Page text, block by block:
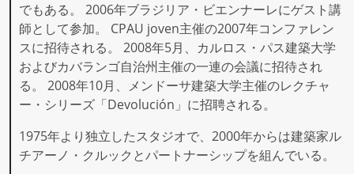
でもある。 2006年ブラジリア・ビエンナーレにゲスト講
師として参加。 CPAU joven主催の2007年コンファレン
スに招待される。 2008年5月、カルロス・パス建築大学
およびカバランゴ自治州主催の一連の会議に招待され
る。 2008年10月、メンドーサ建築大学主催のレクチャ
ー・シリーズ「Devolución」に招聘される。
1975年より独立したスタジオで、2000年からは建築家ル
チアーノ・クルックとパートナーシップを組んでいる。